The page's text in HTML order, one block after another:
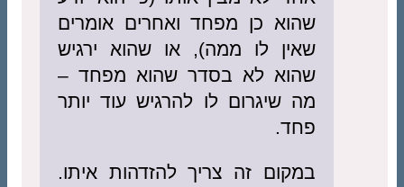
שהוא כן מפחד ואחרים אומרים
שאין לו ממה), או שהוא ירגיש
שהוא לא בסדר שהוא מפחד –
מה שיגרום לו להרגיש עוד יותר
פחד.
במקום זה צריך להזדהות איתו.